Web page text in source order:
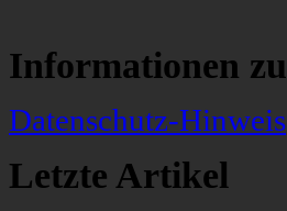
Informationen
Datenschutz-Hinweis
Letzte Artikel